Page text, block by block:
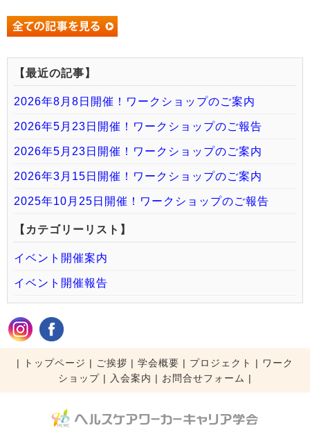
【最近の記事】
2026年8月8日開催！ワークショップのご案内
2026年5月23日開催！ワークショップのご報告
2026年5月23日開催！ワークショップのご案内
2026年3月15日開催！ワークショップのご案内
2025年10月25日開催！ワークショップのご報告
【カテゴリーリスト】
イベント開催案内
イベント開催報告
| トップページ | ご挨拶 | 学会概要 | プロジェクト | ワーク
ショップ| 入会案内 | お問合せフォーム |